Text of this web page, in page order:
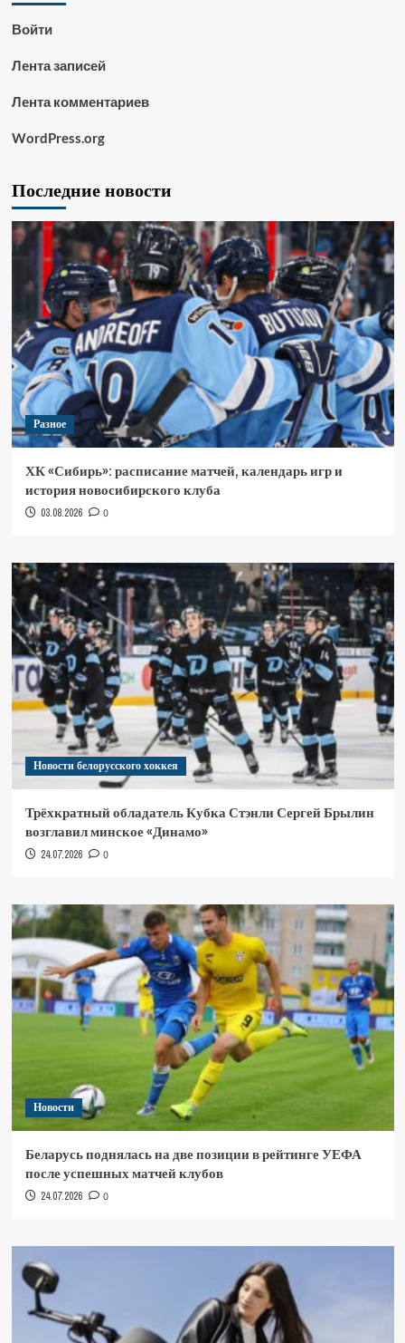
Войти
Лента записей
Лента комментариев
WordPress.org
Последние новости
Разное
ХК «Сибирь»: расписание матчей, календарь игр и
история новосибирского клуба
03.08.2026 0
Новости белорусского хоккея
Трёхкратный обладатель Кубка Стэнли Сергей Брылин
возглавил минское «Динамо»
24.07.2026 0
Новости
Беларусь поднялась на две позиции в рейтинге УЕФА
после успешных матчей клубов
24.07.2026 0